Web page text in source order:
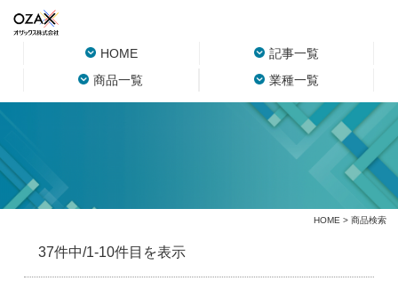
HOME
記事一覧
商品一覧
業種一覧
HOME > 商品検索
37件中/1-10件目を表示